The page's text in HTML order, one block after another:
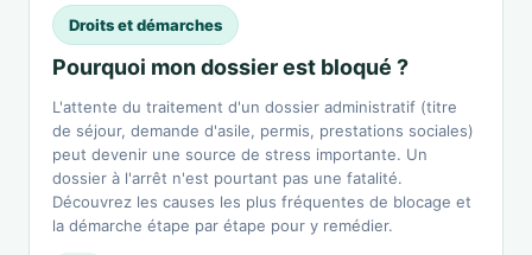
Droits et démarches
Pourquoi mon dossier est bloqué ?
L'attente du traitement d'un dossier administratif (titre
de séjour, demande d'asile, permis, prestations sociales)
peut devenir une source de stress importante. Un
dossier à l'arrêt n'est pourtant pas une fatalité.
Découvrez les causes les plus fréquentes de blocage et
la démarche étape par étape pour y remédier.